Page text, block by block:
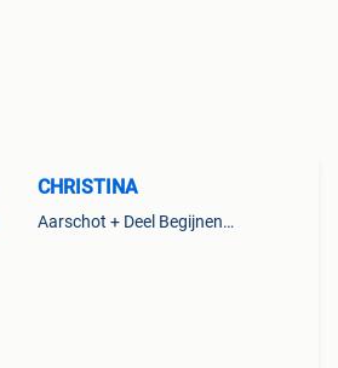
CHRISTINA
Aarschot + Deel Begijnendijk